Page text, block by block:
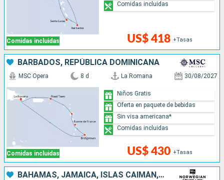
Comidas incluidas US$ 418 +Tasas
Comidas incluidas
BARBADOS, REPÚBLICA DOMINICANA
Comidas incluidas
MSC Opera 8 d La Romana 30/08/2027
US$ 430 +Tasas
Niños Gratis
Oferta en paquete de bebidas
Sin visa americana*
Comidas incluidas
BAHAMAS, JAMAICA, ISLAS CAIMÁN, MÉXICO, ESTADOS UNIDOS